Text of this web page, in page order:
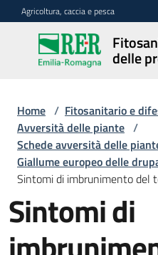
Vai al contenuto
Vai alla navigazione
Vai al footer
Agricoltura, caccia e pesca
delle
Fitosanitario
e difesa
produzioni
Avversità
delle
piante
Home / Fitosanitario e
Avversità delle piante /
Schede avversità delle
Giallume europeo delle
Sintomi di imbrunimento del
Sintomi di